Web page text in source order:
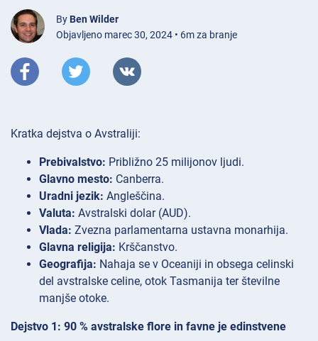
By Ben Wilder
Objavljeno marec 30, 2024 • 6m za branje
Kratka dejstva o Avstraliji:
Prebivalstvo: Približno 25 milijonov ljudi.
Glavno mesto: Canberra.
Uradni jezik: Angleščina.
Valuta: Avstralski dolar (AUD).
Vlada: Zvezna parlamentarna ustavna monarhija.
Glavna religija: Krščanstvo.
Geografija: Nahaja se v Oceaniji in obsega celinski
del avstralske celine, otok Tasmanija ter številne
manjše otoke.
Dejstvo 1: 90 % avstralske flore in favne je edinstvene